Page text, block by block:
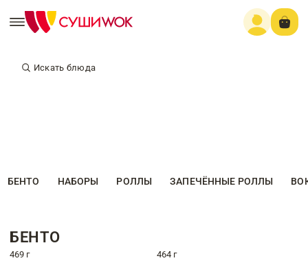
Искать блюда
БЕНТО НАБОРЫ РОЛЛЫ ЗАПЕЧЁННЫЕ РОЛЛЫ
БЕНТО
469 г 464 г